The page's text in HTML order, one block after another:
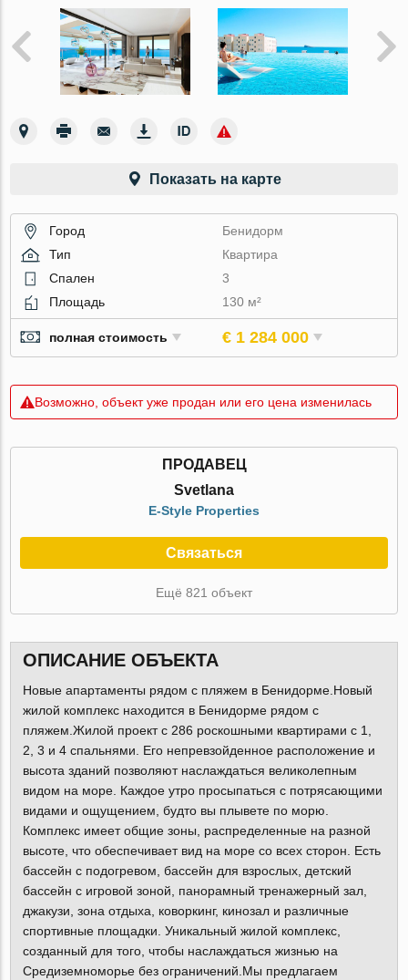
Показать на карте
Город
Бенидорм
Тип
Квартира
Спален
3
Площадь
130 м²
полная стоимость € 1 284 000
Возможно, объект уже продан или его цена изменилась
ПРОДАВЕЦ
Svetlana
E-Style Properties
Связаться
Ещё 821 объект
ОПИСАНИЕ ОБЪЕКТА
Новые апартаменты рядом с пляжем в Бенидорме.Новый
жилой комплекс находится в Бенидорме рядом с
пляжем.Жилой проект с 286 роскошными квартирами с 1,
2, 3 и 4 спальнями. Его непревзойденное расположение и
высота зданий позволяют наслаждаться великолепным
видом на море. Каждое утро просыпаться с потрясающими
видами и ощущением, будто вы плывете по морю.
Комплекс имеет общие зоны, распределенные на разной
высоте, что обеспечивает вид на море со всех сторон. Есть
бассейн с подогревом, бассейн для взрослых, детский
бассейн с игровой зоной, панорамный тренажерный зал,
джакузи, зона отдыха, коворкинг, кинозал и различные
спортивные площадки. Уникальный жилой комплекс,
созданный для того, чтобы наслаждаться жизнью на
Средиземноморье без ограничений.Мы предлагаем